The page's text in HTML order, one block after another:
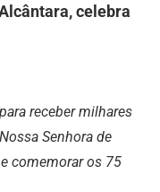
celebra
receber milhares
Senhora de
comemorar os 75